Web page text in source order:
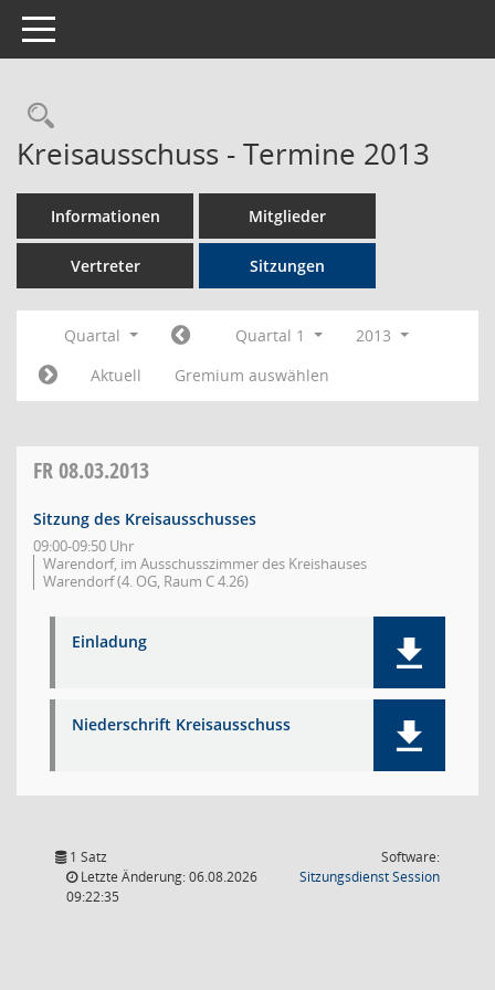
Toggle navigation
Rechercheauswahl
Kreisausschuss - Termine 2013
Informationen Mitglieder
Vertreter Sitzungen
Quartal Quartal 1
2013
Aktuell
Gremium auswählen
FR08.03.2013
Sitzung des Kreisausschusses
09:00-09:50 Uhr
Warendorf, im Ausschusszimmer des Kreishauses
Warendorf (4. OG, Raum C 4.26)
Einladung
Niederschrift Kreisausschuss
1 Satz
Letzte Änderung: 06.08.2026
09:22:35
Software:
SitzungsdienstSession(Wird in